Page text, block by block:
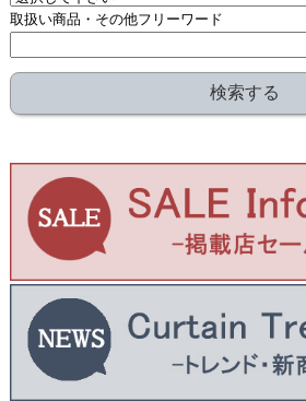
取扱い商品・その他フリーワード